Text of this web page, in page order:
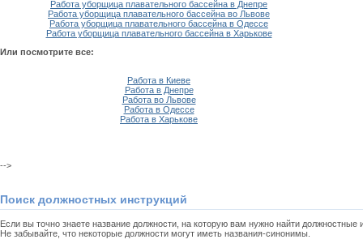
Работа уборщица плавательного бассейна в Днепре
Работа уборщица плавательного бассейна во Львове
Работа уборщица плавательного бассейна в Одессе
Работа уборщица плавательного бассейна в Харькове
Или посмотрите все:
Работа в Киеве
Работа в Днепре
Работа во Львове
Работа в Одессе
Работа в Харькове
-->
Поиск должностных инструкций
Если вы точно знаете название должности, на которую вам нужно найти
Не забывайте, что некоторые должности могут иметь названия-синонимы.